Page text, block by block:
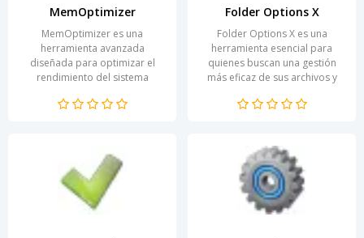
MemOptimizer
MemOptimizer es una
herramienta avanzada
diseñada para optimizar el
rendimiento del sistema
Su función principal es liberar...
Folder Options X
Folder Options X es una
herramienta esencial para
quienes buscan una gestión
más eficaz de sus archivos y
aplicación permite al...